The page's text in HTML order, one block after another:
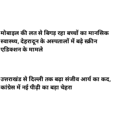
मोबाइल की लत से बिगड़ रहा बच्चों का मानसिक
स्वास्थ्य, देहरादून के अस्पतालों में बढ़े स्क्रीन
एडिक्शन के मामले
उत्तराखंड से दिल्ली तक बढ़ा संजीव आर्य का कद,
कांग्रेस में नई पीढ़ी का बड़ा चेहरा